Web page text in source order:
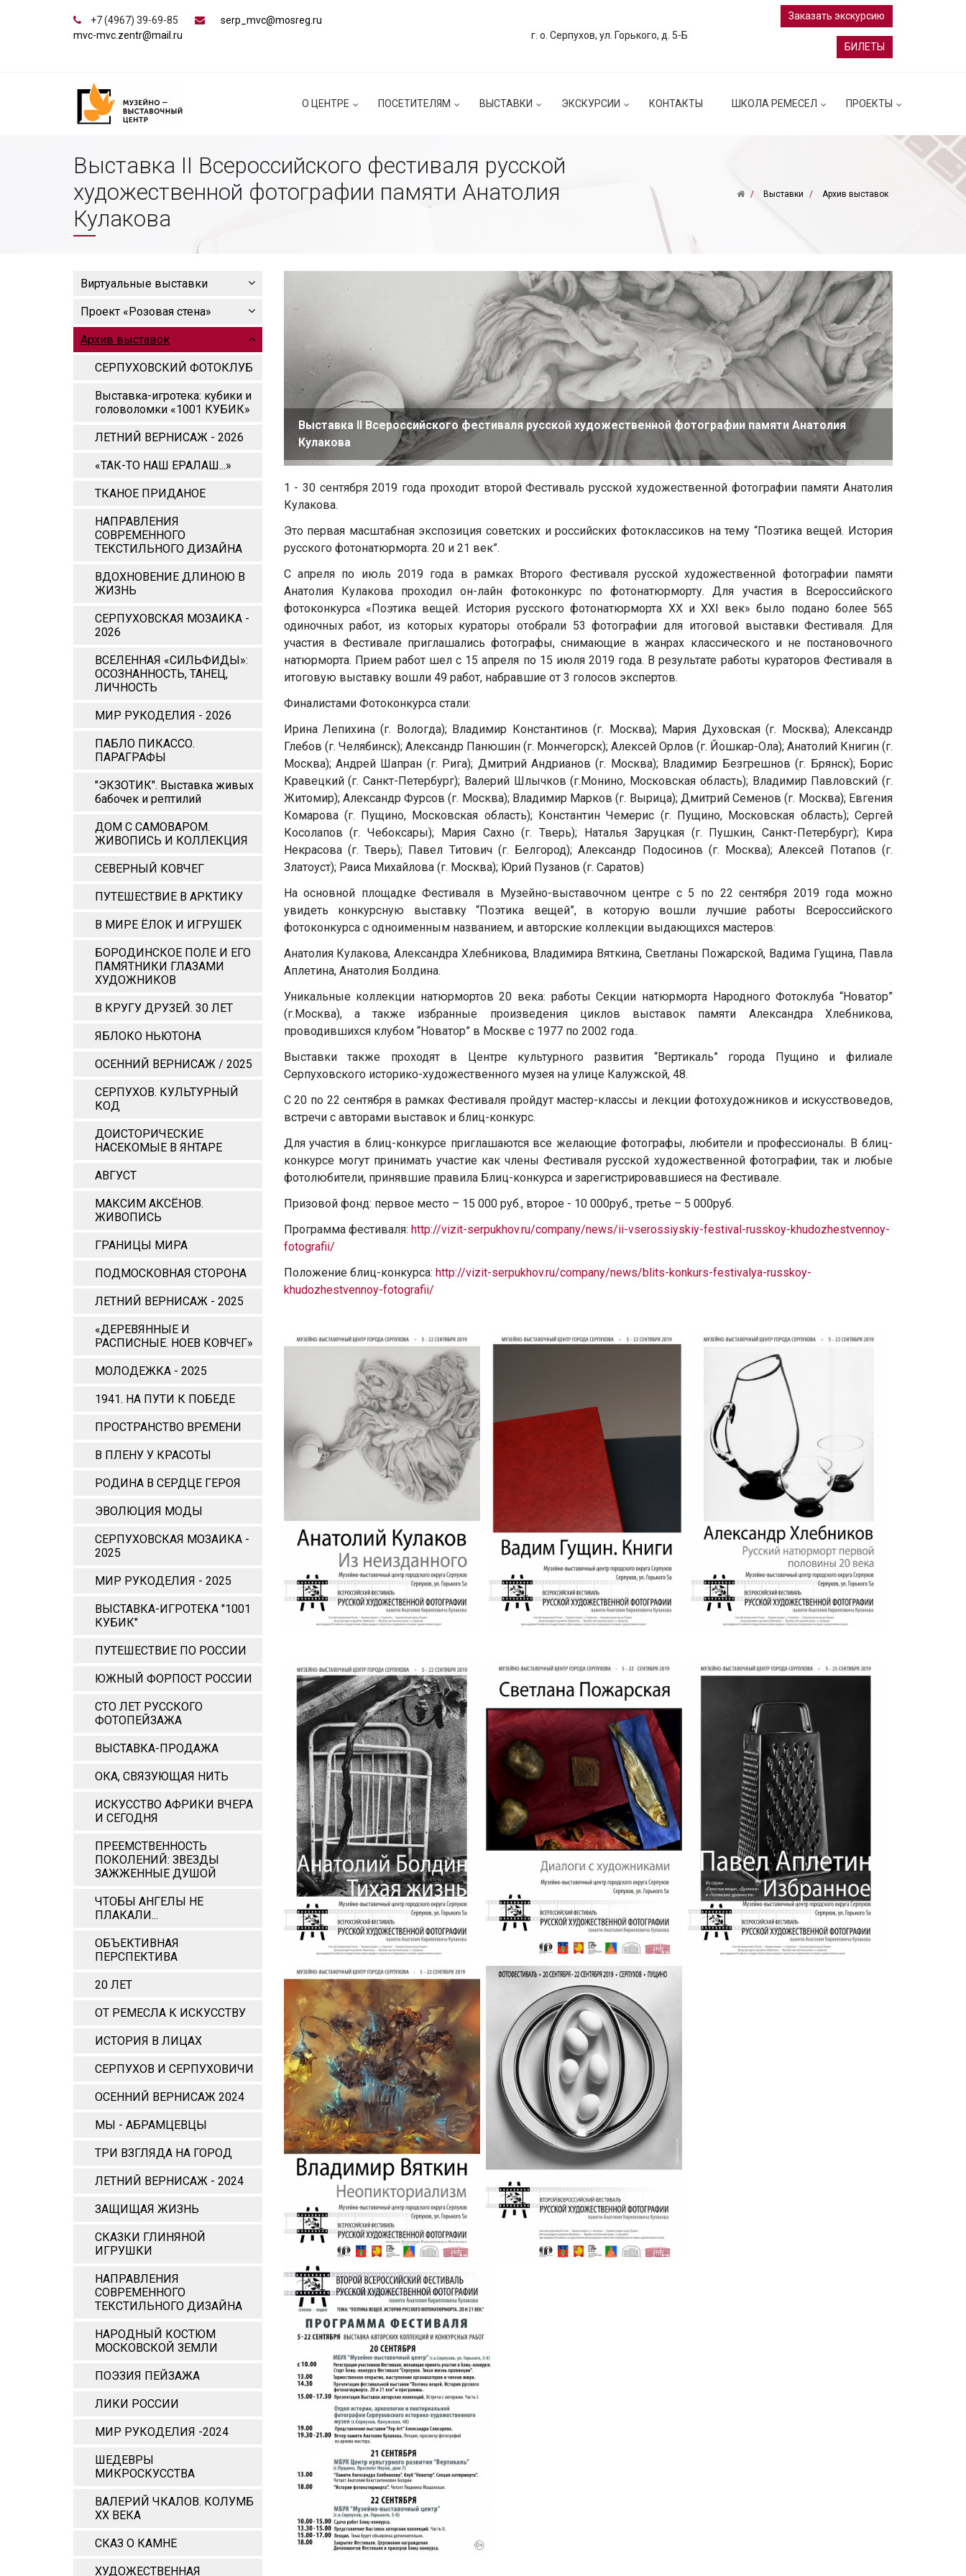
+7 (4967) 39-69-85
serp_mvc@mosreg.ru
mvc-mvc.zentr@mail.ru
г. о. Серпухов, ул. Горького, д. 5-Б
Заказать экскурсию
БИЛЕТЫ
О ЦЕНТРЕ ПОСЕТИТЕЛЯМ ВЫСТАВКИ ЭКСКУРСИИ КОНТАКТЫ ШКОЛА РЕМЕСЕЛ ПРОЕКТЫ
Выставка II Всероссийского фестиваля русской
художественной фотографии памяти Анатолия
Кулакова
Выставки Архив выставок
Виртуальные выставки
Проект «Розовая стена»
Архив выставок
СЕРПУХОВСКИЙ ФОТОКЛУБ
Выставка-игротека: кубики и
головоломки «1001 КУБИК»
ЛЕТНИЙ ВЕРНИСАЖ - 2026
«ТАК-ТО НАШ ЕРАЛАШ...»
ТКАНОЕ ПРИДАНОЕ
НАПРАВЛЕНИЯ
СОВРЕМЕННОГО
ТЕКСТИЛЬНОГО ДИЗАЙНА
ВДОХНОВЕНИЕ ДЛИНОЮ В
ЖИЗНЬ
СЕРПУХОВСКАЯ МОЗАИКА -
2026
ВСЕЛЕННАЯ «СИЛЬФИДЫ»:
ОСОЗНАННОСТЬ, ТАНЕЦ,
ЛИЧНОСТЬ
МИР РУКОДЕЛИЯ - 2026
ПАБЛО ПИКАССО.
ПАРАГРАФЫ
"ЭКЗОТИК". Выставка живых
бабочек и рептилий
ДОМ С САМОВАРОМ.
ЖИВОПИСЬ И КОЛЛЕКЦИЯ
СЕВЕРНЫЙ КОВЧЕГ
ПУТЕШЕСТВИЕ В АРКТИКУ
В МИРЕ ЁЛОК И ИГРУШЕК
БОРОДИНСКОЕ ПОЛЕ И ЕГО
ПАМЯТНИКИ ГЛАЗАМИ
ХУДОЖНИКОВ
В КРУГУ ДРУЗЕЙ. 30 ЛЕТ
ЯБЛОКО НЬЮТОНА
ОСЕННИЙ ВЕРНИСАЖ / 2025
СЕРПУХОВ. КУЛЬТУРНЫЙ
КОД
ДОИСТОРИЧЕСКИЕ
НАСЕКОМЫЕ В ЯНТАРЕ
АВГУСТ
МАКСИМ АКСЁНОВ.
ЖИВОПИСЬ
ГРАНИЦЫ МИРА
ПОДМОСКОВНАЯ СТОРОНА
ЛЕТНИЙ ВЕРНИСАЖ - 2025
«ДЕРЕВЯННЫЕ И
РАСПИСНЫЕ. НОЕВ КОВЧЕГ»
МОЛОДЕЖКА - 2025
1941. НА ПУТИ К ПОБЕДЕ
ПРОСТРАНСТВО ВРЕМЕНИ
В ПЛЕНУ У КРАСОТЫ
РОДИНА В СЕРДЦЕ ГЕРОЯ
ЭВОЛЮЦИЯ МОДЫ
СЕРПУХОВСКАЯ МОЗАИКА -
2025
МИР РУКОДЕЛИЯ - 2025
ВЫСТАВКА-ИГРОТЕКА "1001
КУБИК"
ПУТЕШЕСТВИЕ ПО РОССИИ
ЮЖНЫЙ ФОРПОСТ РОССИИ
СТО ЛЕТ РУССКОГО
ФОТОПЕЙЗАЖА
ВЫСТАВКА-ПРОДАЖА
ОКА, СВЯЗУЮЩАЯ НИТЬ
ИСКУССТВО АФРИКИ ВЧЕРА
И СЕГОДНЯ
ПРЕЕМСТВЕННОСТЬ
ПОКОЛЕНИЙ: ЗВЕЗДЫ
ЗАЖЖЕННЫЕ ДУШОЙ
ЧТОБЫ АНГЕЛЫ НЕ
ПЛАКАЛИ...
ОБЪЕКТИВНАЯ
ПЕРСПЕКТИВА
20 ЛЕТ
ОТ РЕМЕСЛА К ИСКУССТВУ
ИСТОРИЯ В ЛИЦАХ
СЕРПУХОВ И СЕРПУХОВИЧИ
ОСЕННИЙ ВЕРНИСАЖ 2024
МЫ - АБРАМЦЕВЦЫ
ТРИ ВЗГЛЯДА НА ГОРОД
ЛЕТНИЙ ВЕРНИСАЖ - 2024
ЗАЩИЩАЯ ЖИЗНЬ
СКАЗКИ ГЛИНЯНОЙ
ИГРУШКИ
НАПРАВЛЕНИЯ
СОВРЕМЕННОГО
ТЕКСТИЛЬНОГО ДИЗАЙНА
НАРОДНЫЙ КОСТЮМ
МОСКОВСКОЙ ЗЕМЛИ
ПОЭЗИЯ ПЕЙЗАЖА
ЛИКИ РОССИИ
МИР РУКОДЕЛИЯ -2024
ШЕДЕВРЫ
МИКРОСКУССТВА
ВАЛЕРИЙ ЧКАЛОВ. КОЛУМБ
ХХ ВЕКА
СКАЗ О КАМНЕ
ХУДОЖЕСТВЕННАЯ
Выставка II Всероссийского фестиваля русской художественной фотографии памяти Анатолия
Кулакова
1 - 30 сентября 2019 года проходит второй Фестиваль русской художественной фотографии памяти Анатолия
Кулакова.
Это первая масштабная экспозиция советских и российских фотоклассиков на тему “Поэтика вещей. История
русского фотонатюрморта. 20 и 21 век”.
С апреля по июль 2019 года в рамках Второго Фестиваля русской художественной фотографии памяти
Анатолия Кулакова проходил он-лайн фотоконкурс по фотонатюрморту. Для участия в Всероссийского
фотоконкурса «Поэтика вещей. История русского фотонатюрморта XX и XXI век» было подано более 565
одиночных работ, из которых кураторы отобрали 53 фотографии для итоговой выставки Фестиваля. Для
участия в Фестивале приглашались фотографы, снимающие в жанрах классического и не постановочного
натюрморта. Прием работ шел с 15 апреля по 15 июля 2019 года. В результате работы кураторов Фестиваля в
итоговую выставку вошли 49 работ, набравшие от 3 голосов экспертов.
Финалистами Фотоконкурса стали:
Ирина Лепихина (г. Вологда); Владимир Константинов (г. Москва); Мария Духовская (г. Москва); Александр
Глебов (г. Челябинск); Александр Панюшин (г. Мончегорск); Алексей Орлов (г. Йошкар-Ола); Анатолий Книгин (г.
Москва); Андрей Шапран (г. Рига); Дмитрий Андрианов (г. Москва); Владимир Безгрешнов (г. Брянск); Борис
Кравецкий (г. Санкт-Петербург); Валерий Шлычков (г.Монино, Московская область); Владимир Павловский (г.
Житомир); Александр Фурсов (г. Москва); Владимир Марков (г. Вырица); Дмитрий Семенов (г. Москва); Евгения
Комарова (г. Пущино, Московская область); Константин Чемерис (г. Пущино, Московская область); Сергей
Косолапов (г. Чебоксары); Мария Сахно (г. Тверь); Наталья Заруцкая (г. Пушкин, Санкт-Петербург); Кира
Некрасова (г. Тверь); Павел Титович (г. Белгород); Александр Подосинов (г. Москва); Алексей Потапов (г.
Златоуст); Раиса Михайлова (г. Москва); Юрий Пузанов (г. Саратов)
На основной площадке Фестиваля в Музейно-выставочном центре с 5 по 22 сентября 2019 года можно
увидеть конкурсную выставку “Поэтика вещей”, в которую вошли лучшие работы Всероссийского
фотоконкурса с одноименным названием, и авторские коллекции выдающихся мастеров:
Анатолия Кулакова, Александра Хлебникова, Владимира Вяткина, Светланы Пожарской, Вадима Гущина, Павла
Аплетина, Анатолия Болдина.
Уникальные коллекции натюрмортов 20 века: работы Секции натюрморта Народного Фотоклуба “Новатор”
(г.Москва), а также избранные произведения циклов выставок памяти Александра Хлебникова,
проводившихся клубом “Новатор” в Москве с 1977 по 2002 года..
Выставки также проходят в Центре культурного развития “Вертикаль” города Пущино и филиале
Серпуховского историко-художественного музея на улице Калужской, 48.
С 20 по 22 сентября в рамках Фестиваля пройдут мастер-классы и лекции фотохудожников и искусствоведов,
встречи с авторами выставок и блиц-конкурс.
Для участия в блиц-конкурсе приглашаются все желающие фотографы, любители и профессионалы. В блиц-
конкурсе могут принимать участие как члены Фестиваля русской художественной фотографии, так и любые
фотолюбители, принявшие правила Блиц-конкурса и зарегистрировавшиеся на Фестивале.
Призовой фонд: первое место – 15 000 руб., второе - 10 000руб., третье – 5 000руб.
Программа фестиваля: http://vizit-serpukhov.ru/company/news/ii-vserossiyskiy-festival-russkoy-khudozhestvennoy-
fotografii/
Положение блиц-конкурса: http://vizit-serpukhov.ru/company/news/blits-konkurs-festivalya-russkoy-
khudozhestvennoy-fotografii/